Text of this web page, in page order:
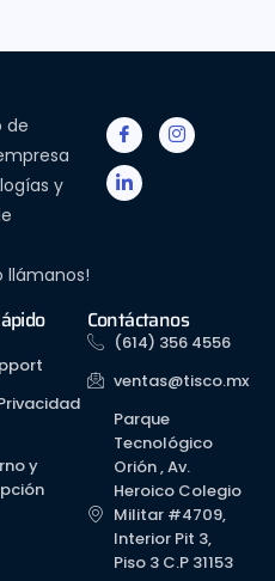
de
y
llámanos!
y
Contáctanos
(614) 356 4556
ventas@tisco.mx
Parque
Tecnológico
Orión , Av.
Heroico Colegio
Militar #4709,
Interior Pit 3,
Piso 3 C.P 31153